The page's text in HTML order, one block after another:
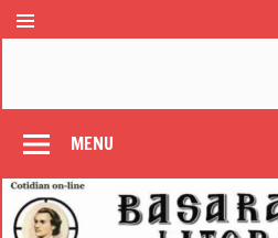
MENU